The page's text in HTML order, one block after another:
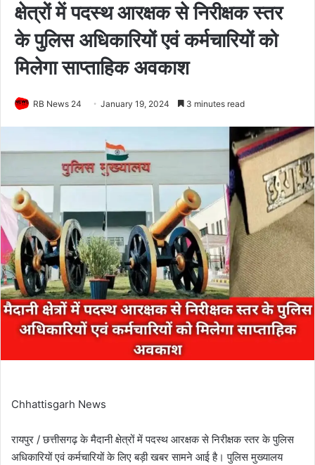
क्षेत्रों में पदस्थ आरक्षक से निरीक्षक स्तर
के पुलिस अधिकारियों एवं कर्मचारियों को
मिलेगा साप्ताहिक अवकाश
RB News 24 January 19, 2024 3 minutes read
Chhattisgarh News
रायपुर / छत्तीसगढ़ के मैदानी क्षेत्रों में पदस्थ आरक्षक से निरीक्षक स्तर के पुलिस
अधिकारियों एवं कर्मचारियों के लिए बड़ी खबर सामने आई है। पुलिस मुख्यालय